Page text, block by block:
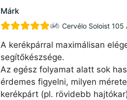
Márk
Cervélo Soloist
A kerékpárral maximálisan
segítőkészsége.
Az egész folyamat alatt sok
érdemes figyelni, milyen
kerékpárt (pl. rövidebb